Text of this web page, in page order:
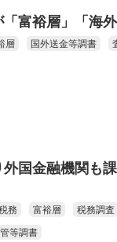
富裕層」「海
層 国外送金等調書
国金融機関も
務 富裕層 税務調査
等調書